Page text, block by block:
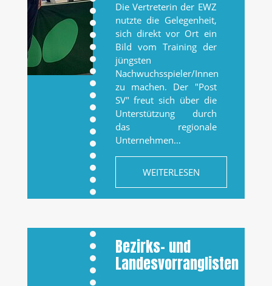
Die Vertreterin der EWZ
nutzte die Gelegenheit,
sich direkt vor Ort ein
Bild vom Training der
jüngsten
Nachwuchsspieler/Innen
zu machen. Der "Post
SV" freut sich über die
Unterstützung durch
das regionale
Unternehmen…
WEITERLESEN
Bezirks- und
Landesvorranglisten